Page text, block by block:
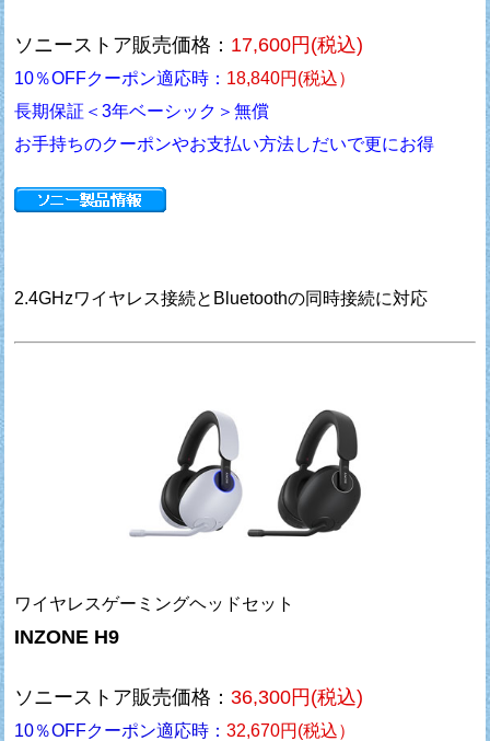
ソニーストア販売価格： 17,600円(税込)
10％OFFクーポン適応時： 18,840円(税込）
長期保証＜3年ベーシック＞無償
お手持ちのクーポンやお支払い方法しだいで更にお得
2.4GHzワイヤレス接続とBluetoothの同時接続に対応
ワイヤレスゲーミングヘッドセット
INZONE H9
ソニーストア販売価格：36,300円(税込)
10％OFFクーポン適応時：32,670円(税込）